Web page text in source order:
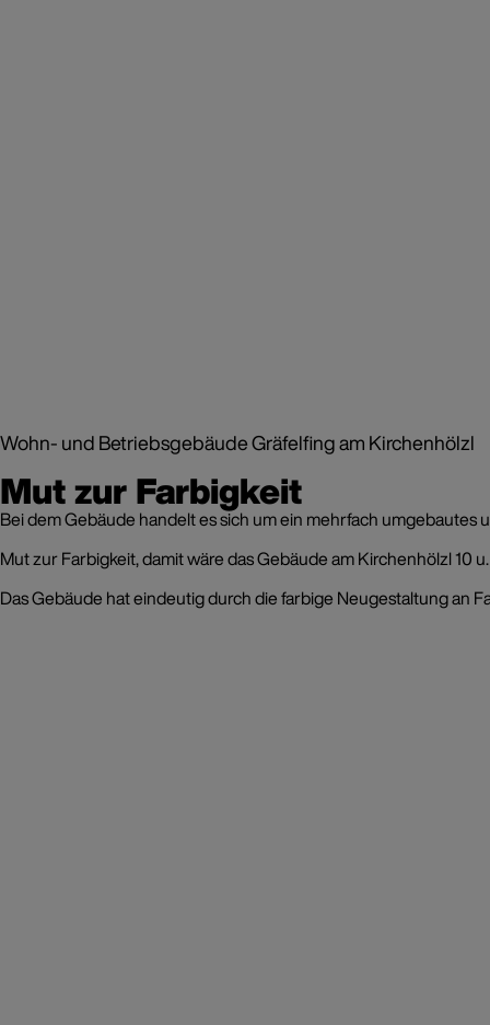
Wohn- und Betriebsgebäude Gräfelfing am Kirchenhölzl
Mut zur Farbigkeit
Bei dem Gebäude handelt es sich um ein mehrfach
Mut zur Farbigkeit, damit wäre das Gebäude am Kirchenhölzl
Das Gebäude hat eindeutig durch die farbige Neugestaltung an